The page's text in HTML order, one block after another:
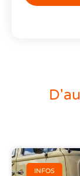
INFOS